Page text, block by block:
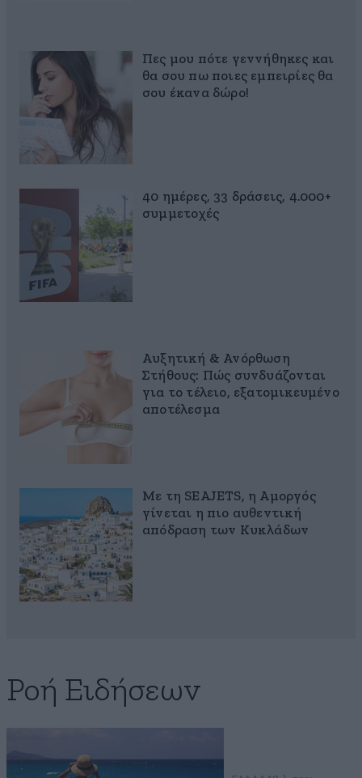
Πες μου πότε γεννήθηκες και
θα σου πω ποιες εμπειρίες θα
σου έκανα δώρο!
40 ημέρες, 33 δράσεις, 4.000+
συμμετοχές
Αυξητική & Ανόρθωση
Στήθους: Πώς συνδυάζονται
για το τέλειο, εξατομικευμένο
αποτέλεσμα
Με τη SEAJETS, η Αμοργός
γίνεται η πιο αυθεντική
απόδραση των Κυκλάδων
Ροή Ειδήσεων